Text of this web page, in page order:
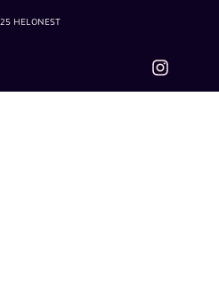
HELONEST